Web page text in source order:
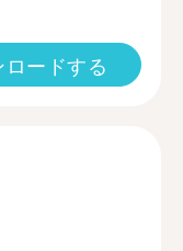
ードする